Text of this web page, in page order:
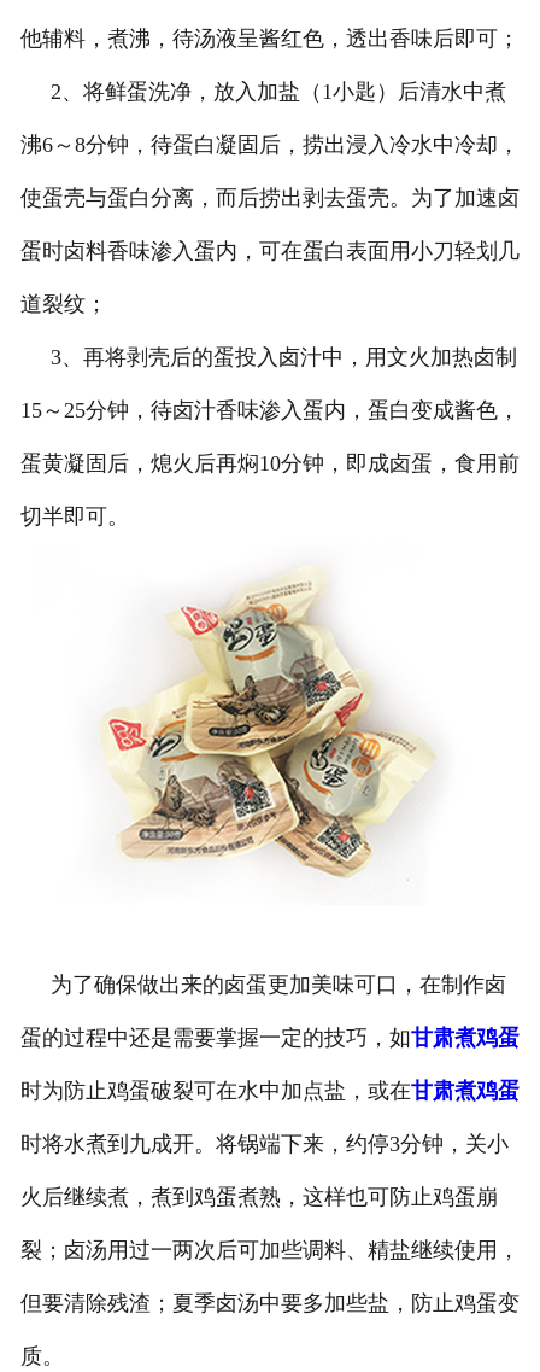
他辅料，煮沸，待汤液呈酱红色，透出香味后即可；
2、将鲜蛋洗净，放入加盐（1小匙）后清水中煮
沸6～8分钟，待蛋白凝固后，捞出浸入冷水中冷却，
使蛋壳与蛋白分离，而后捞出剥去蛋壳。为了加速卤
蛋时卤料香味渗入蛋内，可在蛋白表面用小刀轻划几
道裂纹；
3、再将剥壳后的蛋投入卤汁中，用文火加热卤制
15～25分钟，待卤汁香味渗入蛋内，蛋白变成酱色，
蛋黄凝固后，熄火后再焖10分钟，即成卤蛋，食用前
切半即可。
为了确保做出来的卤蛋更加美味可口，在制作卤
蛋的过程中还是需要掌握一定的技巧，如甘肃煮鸡蛋
时为防止鸡蛋破裂可在水中加点盐，或在甘肃煮鸡蛋
时将水煮到九成开。将锅端下来，约停3分钟，关小
火后继续煮，煮到鸡蛋煮熟，这样也可防止鸡蛋崩
裂；卤汤用过一两次后可加些调料、精盐继续使用，
但要清除残渣；夏季卤汤中要多加些盐，防止鸡蛋变
质。